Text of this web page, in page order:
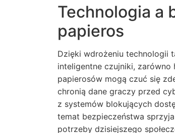
Technologia a
papieros
Dzięki wdrożeniu technologii
inteligentne czujniki,
papierosów mogą czuć się
chronią dane graczy przed
z systemów blokujących
temat bezpieczeństwa
potrzeby dzisiejszego